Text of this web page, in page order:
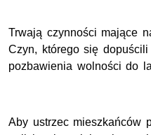
Trwają czynności mające
Czyn, którego się
pozbawienia wolności do
Aby ustrzec mieszkańców